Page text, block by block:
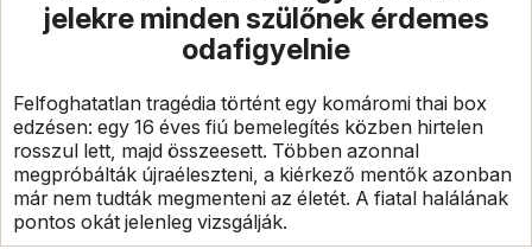
jelekre minden szülőnek érdemes
odafigyelnie
Felfoghatatlan tragédia történt egy komáromi thai box
edzésen: egy 16 éves fiú bemelegítés közben hirtelen
rosszul lett, majd összeesett. Többen azonnal
megpróbálták újraéleszteni, a kiérkező mentők azonban
már nem tudták megmenteni az életét. A fiatal halálának
pontos okát jelenleg vizsgálják.